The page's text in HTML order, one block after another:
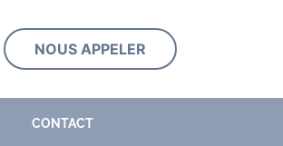
NOUS APPELER
CONTACT